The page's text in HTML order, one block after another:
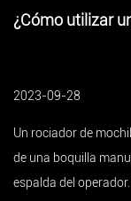
mochila?
dispensa líquido a
presurizado en